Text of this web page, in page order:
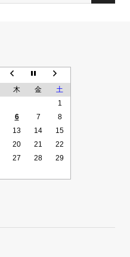
木 金
土
1
6 7
8
13 14
15
20 21
22
27 28
29